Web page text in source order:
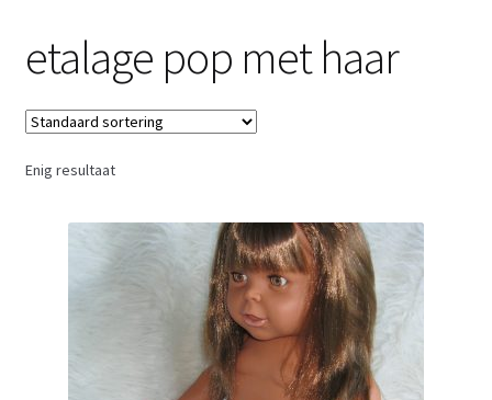
etalage pop met haar
Enig resultaat